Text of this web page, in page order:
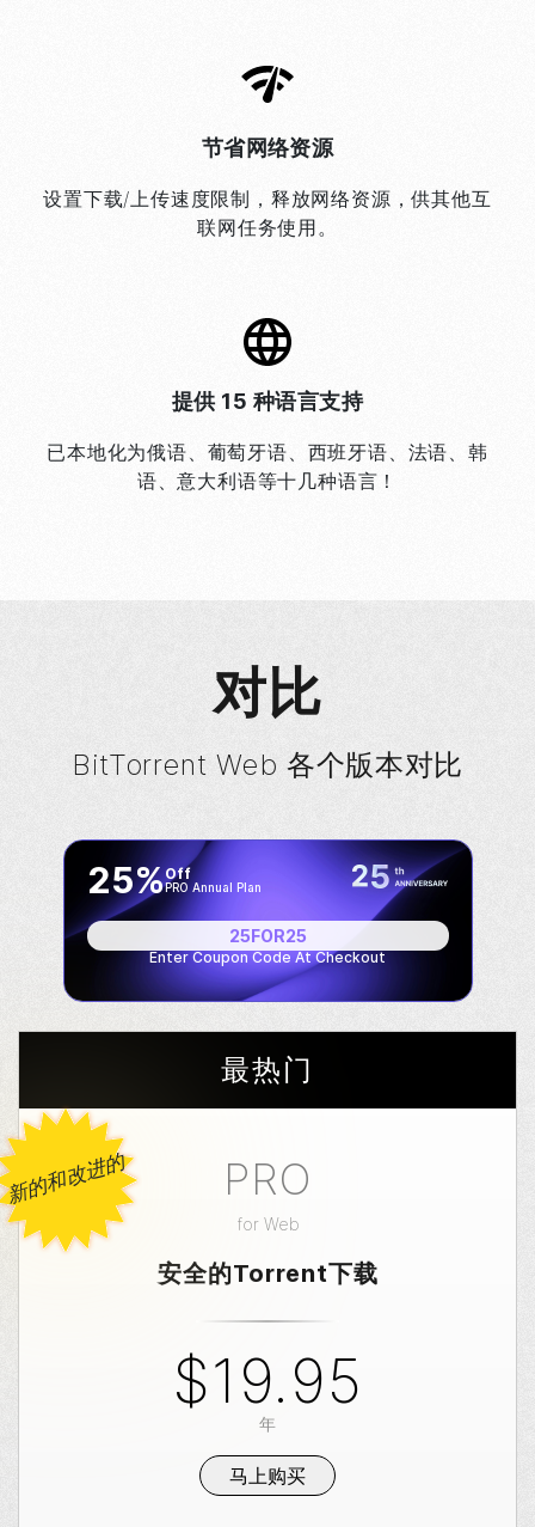
节省网络资源
设置下载/上传速度限制，释放网络资源，供其他互
联网任务使用。
提供 15 种语言支持
已本地化为俄语、葡萄牙语、西班牙语、法语、韩
语、意大利语等十几种语言！
对比
BitTorrent Web 各个版本对比
Enter Coupon Code At Checkout
25FOR25
25%Off
PRO Annual Plan
新的和改进的
最热门
PRO
for Web
安全的Torrent下载
$19.95
年
马上购买